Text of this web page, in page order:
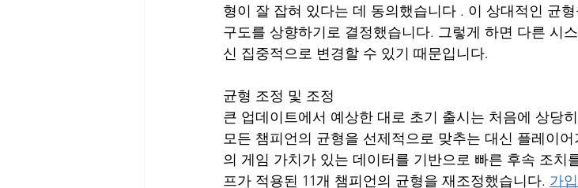
형이 잘 잡혀 있다는 데 동의했습니다 . 이 상대적인 균
구도를 상향하기로 결정했습니다. 그렇게 하면 다른 시
신 집중적으로 변경할 수 있기 때문입니다.
균형 조정 및 조정
큰 업데이트에서 예상한 대로 초기 출시는 처음에 상당
모든 챔피언의 균형을 선제적으로 맞추는 대신 플레이
의 게임 가치가 있는 데이터를 기반으로 빠른 후속 조치
프가 적용된 11개 챔피언의 균형을 재조정했습니다. 가